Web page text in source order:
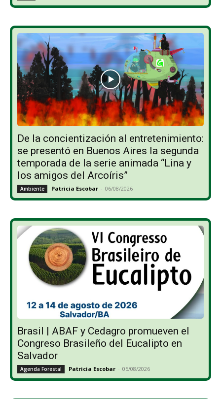
De la concientización al entretenimiento:
se presentó en Buenos Aires la segunda
temporada de la serie animada “Lina y
los amigos del Arcoíris”
Ambiente Patricia Escobar - 06/08/2026
Brasil | ABAF y Cedagro promueven el
Congreso Brasileño del Eucalipto en
Salvador
Agenda Forestal Patricia Escobar - 05/08/2026